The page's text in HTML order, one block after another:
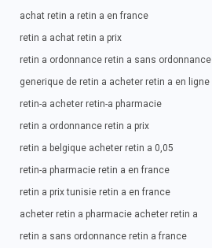
achat retin a retin a en france
retin a achat retin a prix
retin a ordonnance retin a sans ordonnance
generique de retin a acheter retin a en ligne
retin-a acheter retin-a pharmacie
retin a ordonnance retin a prix
retin a belgique acheter retin a 0,05
retin-a pharmacie retin a en france
retin a prix tunisie retin a en france
acheter retin a pharmacie acheter retin a
retin a sans ordonnance retin a france